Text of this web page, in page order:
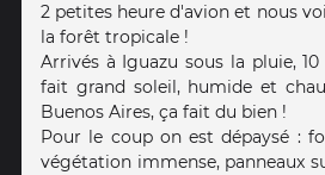
2 petites heure d'avion et nous
la forêt tropicale !
Arrivés à Iguazu sous la pluie,
fait grand soleil, humide et
Buenos Aires, ça fait du bien !
Pour le coup on est dépaysé :
végétation immense, panneaux